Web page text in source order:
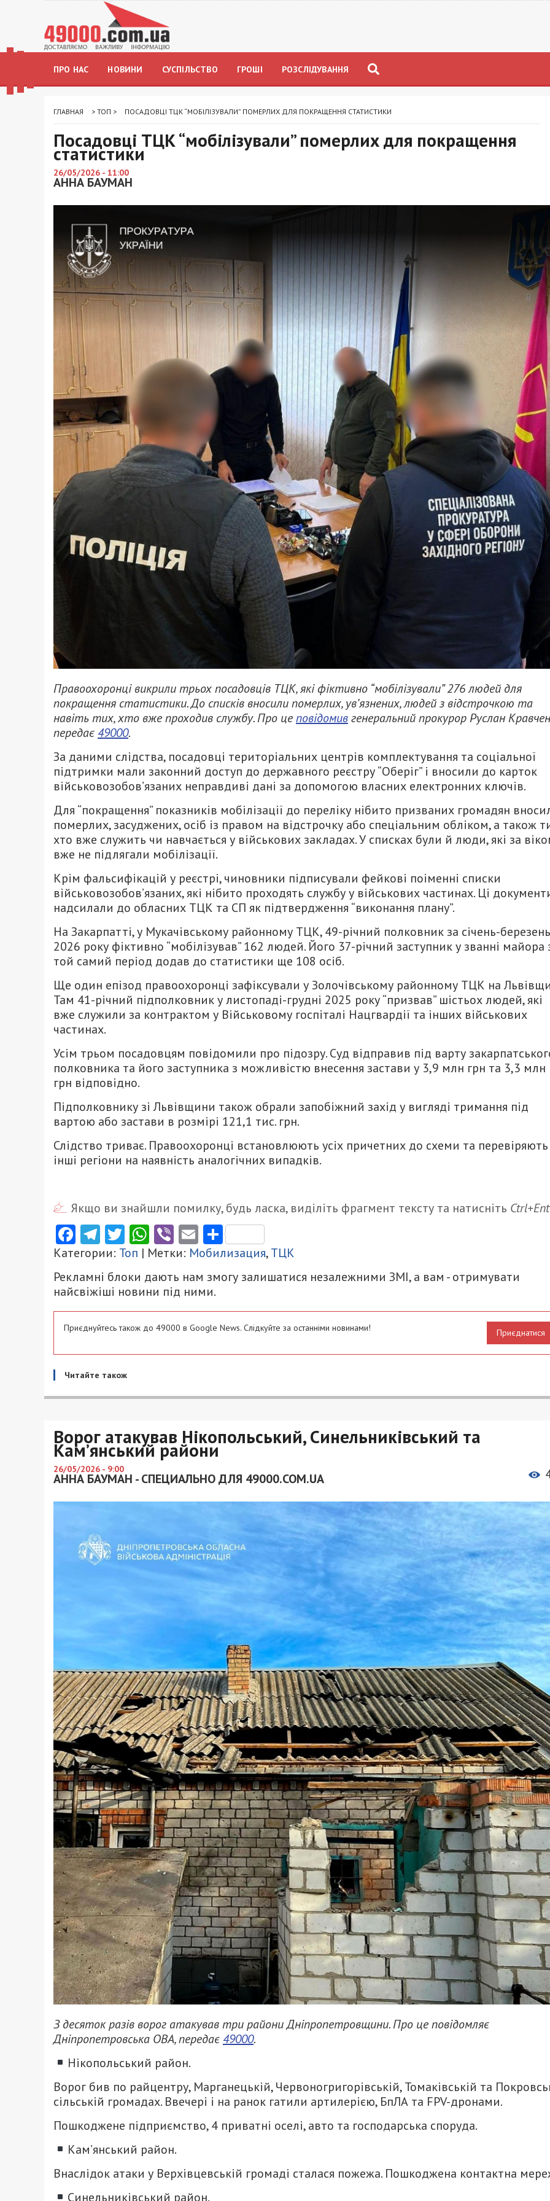
ПРО НАС НОВИНИ СУСПІЛЬСТВО ГРОШІ РОЗСЛІДУВАННЯ
ГЛАВНАЯ > ТОП > ПОСАДОВЦІ ТЦК “МОБІЛІЗУВАЛИ” ПОМЕРЛИХ ДЛЯ ПОКРАЩЕННЯ СТАТИСТИКИ
Посадовці ТЦК “мобілізували” померлих для покращення
статистики
26/05/2026 - 11:00
АННА БАУМАН
Правоохоронці викрили трьох посадовців ТЦК, які фіктивно “мобілізували” 276 людей для
покращення статистики. До списків вносили померлих, ув’язнених, людей з відстрочкою та
навіть тих, хто вже проходив службу. Про цеповідомивгенеральний прокурор Руслан
передає49000.
За даними слідства, посадовці територіальних центрів комплектування та соціальної
підтримки мали законний доступ до державного реєстру “Оберіг” і вносили до карток
військовозобов’язаних неправдиві дані за допомогою власних електронних ключів.
Для “покращення” показників мобілізації до переліку нібито призваних громадян
померлих, засуджених, осіб із правом на відстрочку або спеціальним обліком, а також
хто вже служить чи навчається у військових закладах. У списках були й люди, які за
вже не підлягали мобілізації.
Крім фальсифікацій у реєстрі, чиновники підписували фейкові поіменні списки
військовозобов’язаних, які нібито проходять службу у військових частинах. Ці
надсилали до обласних ТЦК та СП як підтвердження “виконання плану”.
На Закарпатті, у Мукачівському районному ТЦК, 49-річний полковник за січень-березень
2026 року фіктивно “мобілізував” 162 людей. Його 37-річний заступник у званні майора
той самий період додав до статистики ще 108 осіб.
Ще один епізод правоохоронці зафіксували у Золочівському районному ТЦК на
Там 41-річний підполковник у листопаді-грудні 2025 року “призвав” шістьох людей, які
вже служили за контрактом у Військовому госпіталі Нацгвардії та інших військових
частинах.
Усім трьом посадовцям повідомили про підозру. Суд відправив під варту
полковника та його заступника з можливістю внесення застави у 3,9 млн грн та 3,3 млн
грн відповідно.
Підполковнику зі Львівщини також обрали запобіжний захід у вигляді тримання під
вартою або застави в розмірі 121,1 тис. грн.
Слідство триває. Правоохоронці встановлюють усіх причетних до схеми та перевіряють
інші регіони на наявність аналогічних випадків.
Якщо ви знайшли помилку, будь ласка, виділіть фрагмент тексту та натисніть
Facebook
Telegram
Twitter
WhatsApp
ViberEmailПоділитися
Категории: Топ | Метки: Мобилизация,ТЦК
Рекламні блоки дають нам змогу залишатися незалежними ЗМІ, а вам - отримувати
найсвіжіші новини під ними.
Приєднуйтесь також до 49000 в Google News. Слідкуйте за останніми новинами! Приєднатися
Читайте також
Ворог атакував Нікопольський, Синельниківський та
Кам’янський райони
26/05/2026 - 9:00
АННА БАУМАН - СПЕЦИАЛЬНО ДЛЯ 49000.COM.UA
З десяток разів ворог атакував три райони Дніпропетровщини. Про це повідомляє
Дніпропетровська ОВА, передає49000.
Нікопольський район.
Ворог бив по райцентру, Марганецькій, Червоногригорівській, Томаківській та
сільській громадах. Ввечері і на ранок гатили артилерією, БпЛА та FPV-дронами.
Пошкоджене підприємство, 4 приватні оселі, авто та господарська споруда.
Кам’янський район.
Внаслідок атаки у Верхівцевській громаді сталася пожежа. Пошкоджена контактна
Синельниківський район.